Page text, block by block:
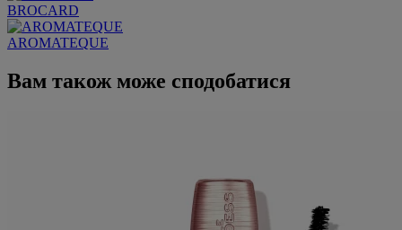
BROCARD
AROMATEQUE
Вам також може сподобатися